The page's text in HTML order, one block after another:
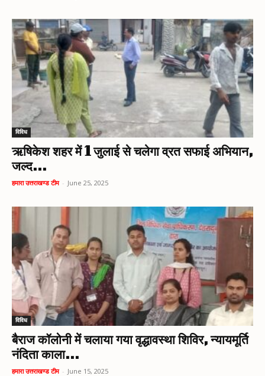
विविध
ऋषिकेश शहर में 1 जुलाई से चलेगा व्रत सफाई अभियान,
जल्द...
हमारा उत्तराखण्ड टीम - June 25, 2025
विविध
बैराज कॉलोनी में चलाया गया वृद्धावस्था शिविर, न्यायमूर्ति
नंदिता काला...
हमारा उत्तराखण्ड टीम - June 15, 2025